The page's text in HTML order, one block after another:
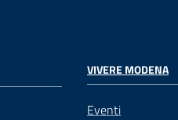
VIVERE MODENA
Eventi